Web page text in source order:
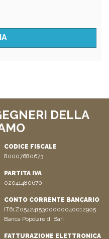
DELLA
CODICE FISCALE
80007680673
PARTITA IVA
02041480670
CONTO CORRENTE BANCARIO
IT61Z0542415300000040012905
Banca Popolare di Bari
FATTURAZIONE ELETTRONICA